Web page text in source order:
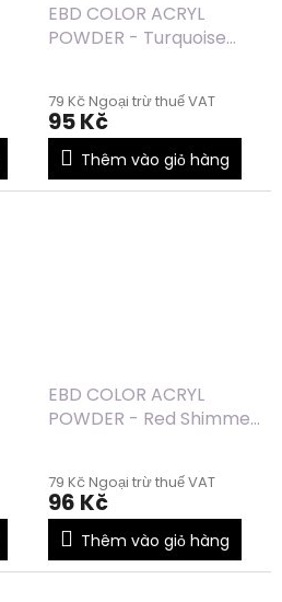
EBD COLOR ACRYL
POWDER - Turquoise
79 Kč Ngoại trừ thuế VAT
95 Kč
Thêm vào giỏ hàng
EBD COLOR ACRYL
POWDER - Red Shimmer
79 Kč Ngoại trừ thuế VAT
96 Kč
Thêm vào giỏ hàng